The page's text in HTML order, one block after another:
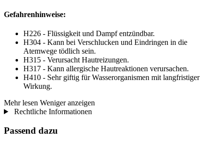
Gefahrenhinweise:
H226 - Flüssigkeit und Dampf entzündbar.
H304 - Kann bei Verschlucken und Eindringen in die
Atemwege tödlich sein.
H315 - Verursacht Hautreizungen.
H317 - Kann allergische Hautreaktionen verursachen.
H410 - Sehr giftig für Wasserorganismen mit langfristiger
Wirkung.
Mehr lesen Weniger anzeigen
Rechtliche Informationen
Passend dazu